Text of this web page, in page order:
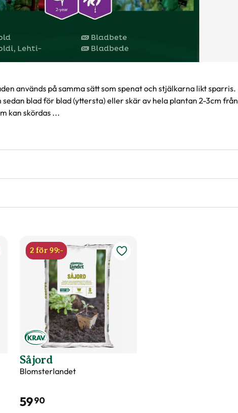
används på samma sätt som spenat och stjälkarna likt sparris.
blad för blad (yttersta) eller skär av hela plantan 2-3cm från
kan skördas ...
Oktober
2 för 99:-
Såjord
Blomsterlandet
5990